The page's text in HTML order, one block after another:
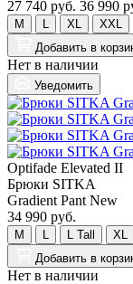
27 740 руб. 36 990
M XL
XXL
Добавить в
Нет в наличии
Уведомить
Optifade Elevated II
Брюки SITKA
Gradient Pant New
34 990 руб.
M L Tall XL
Добавить в
Нет в наличии